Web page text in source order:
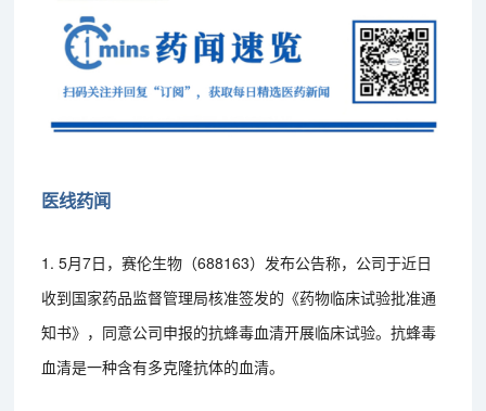
医线药闻
1. 5月7日，赛伦生物（688163）发布公告称，公司于近日
收到国家药品监督管理局核准签发的《药物临床试验批准通
知书》，同意公司申报的抗蜂毒血清开展临床试验。抗蜂毒
血清是一种含有多克隆抗体的血清。